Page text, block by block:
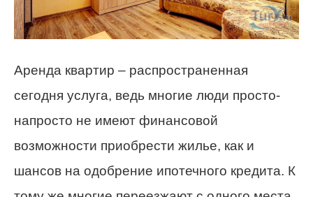
Аренда квартир – распространенная
сегодня услуга, ведь многие люди просто-
напросто не имеют финансовой
возможности приобрести жилье, как и
шансов на одобрение ипотечного кредита. К